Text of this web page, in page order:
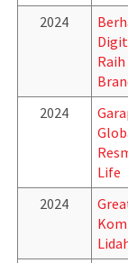
2024
2024
Life
2024